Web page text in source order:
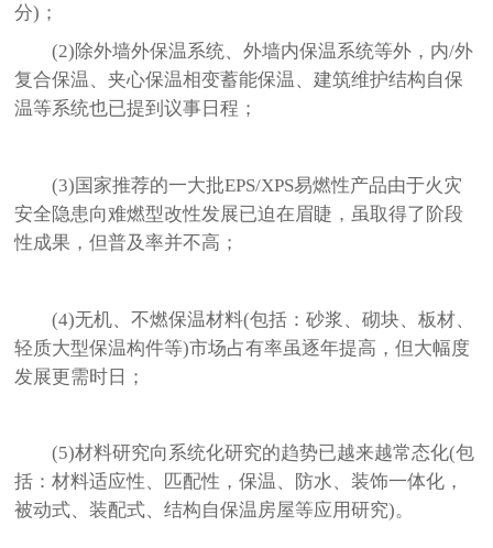
分)；
(2)除外墙外保温系统、外墙内保温系统等外，内/外
复合保温、夹心保温相变蓄能保温、建筑维护结构自保
温等系统也已提到议事日程；
(3)国家推荐的一大批EPS/XPS易燃性产品由于火灾
安全隐患向难燃型改性发展已迫在眉睫，虽取得了阶段
性成果，但普及率并不高；
(4)无机、不燃保温材料(包括：砂浆、砌块、板材、
轻质大型保温构件等)市场占有率虽逐年提高，但大幅度
发展更需时日；
(5)材料研究向系统化研究的趋势已越来越常态化(包
括：材料适应性、匹配性，保温、防水、装饰一体化，
被动式、装配式、结构自保温房屋等应用研究)。